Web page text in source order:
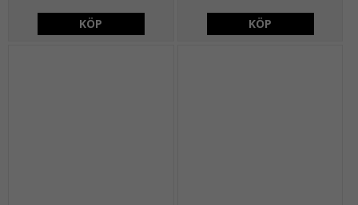
KÖP KÖP